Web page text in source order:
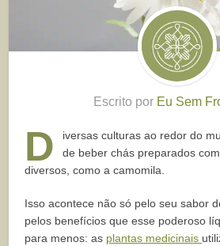
Escrito por Eu Sem
D
iversas culturas ao redor do
de beber chás preparados
diversos, como a camomila.
Isso acontece não só pelo seu sabor
pelos benefícios que esse poderoso
para menos: as plantas medicinais